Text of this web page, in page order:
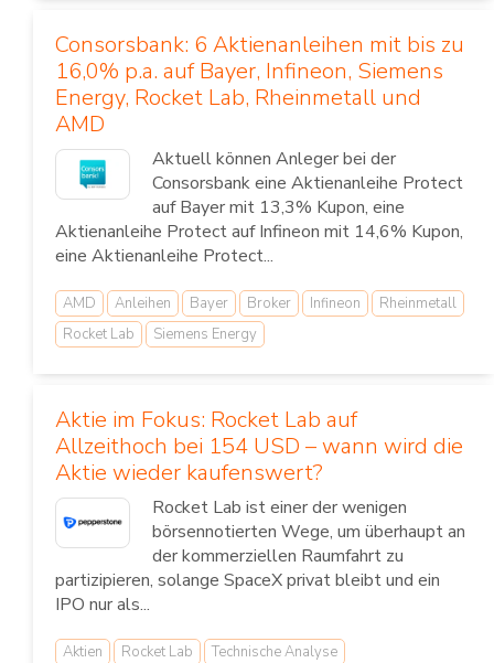
Consorsbank: 6 Aktienanleihen mit bis zu
16,0% p.a. auf Bayer, Infineon, Siemens
Energy, Rocket Lab, Rheinmetall und
AMD
Aktuell können Anleger bei der
Consorsbank eine Aktienanleihe Protect
auf Bayer mit 13,3% Kupon, eine
Aktienanleihe Protect auf Infineon mit 14,6% Kupon,
eine Aktienanleihe Protect...
AMD Anleihen Bayer Broker Infineon
Rheinmetall
Rocket Lab
Siemens Energy
Aktie im Fokus: Rocket Lab auf
Allzeithoch bei 154 USD – wann wird die
Aktie wieder kaufenswert?
Rocket Lab ist einer der wenigen
börsennotierten Wege, um überhaupt an
der kommerziellen Raumfahrt zu
partizipieren, solange SpaceX privat bleibt und ein
IPO nur als...
Aktien Rocket Lab Technische Analyse